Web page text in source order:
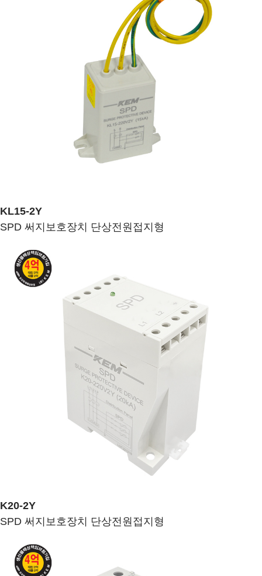
KL15-2Y
SPD 써지보호장치 단상전원접지형
K20-2Y
SPD 써지보호장치 단상전원접지형